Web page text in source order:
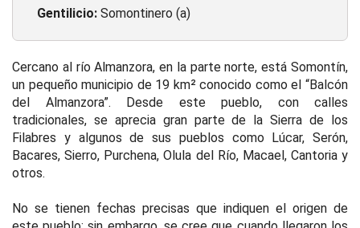
Gentilicio: Somontinero (a)
Cercano al río Almanzora, en la parte norte, está Somontín,
un pequeño municipio de 19 km² conocido como el “Balcón
del Almanzora”. Desde este pueblo, con calles
tradicionales, se aprecia gran parte de la Sierra de los
Filabres y algunos de sus pueblos como Lúcar, Serón,
Bacares, Sierro, Purchena, Olula del Río, Macael, Cantoria y
otros.
No se tienen fechas precisas que indiquen el origen de